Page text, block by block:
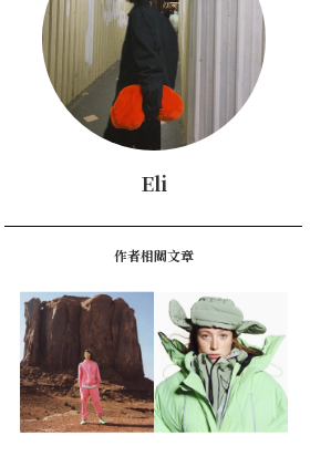
Eli
作者相關文章